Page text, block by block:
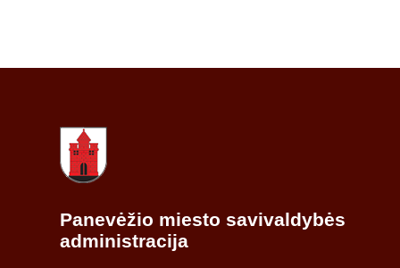
Panevėžio miesto savivaldybės
administracija